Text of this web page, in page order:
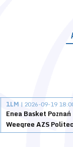
1LM | 2026-09-19
Enea Basket Poznań